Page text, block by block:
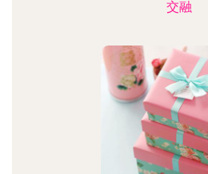
交融